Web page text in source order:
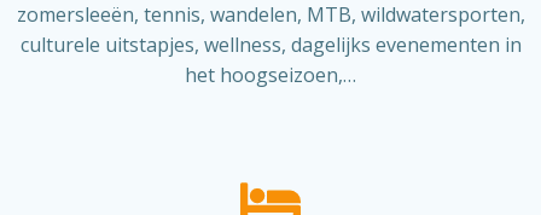
zomersleeën, tennis, wandelen, MTB, wildwatersporten,
culturele uitstapjes, wellness, dagelijks evenementen in
het hoogseizoen,…